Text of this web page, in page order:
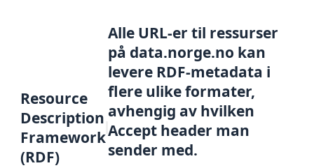
Resource
Description
Framework
(RDF)
Alle URL-er til ressurser
på data.norge.no kan
levere RDF-metadata i
flere ulike formater,
avhengig av hvilken
Accept header man
sender med.